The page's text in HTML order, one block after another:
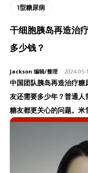
1型糖尿病
干细胞胰岛再造治
多少钱？
Jackson 编辑/整理 - 2024-05-
中国团队胰岛再造治疗
友还需要多少年？普通
糖友都更关心的问题。米